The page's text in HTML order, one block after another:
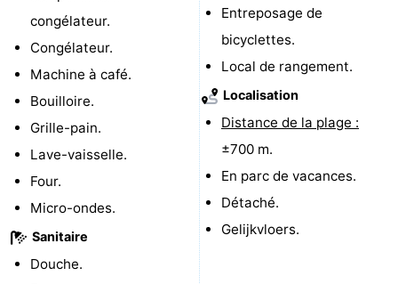
-
Médicales
Région
Schouwen-
Duiveland
-
congélateur.
Congélateur.
Machine à café.
Bouilloire.
Grille-pain.
Lave-vaisselle.
Four.
Micro-ondes.
Sanitaire
Douche.
Entreposage de
bicyclettes.
Local de rangement.
Localisation
Distance de la plage :
±700 m.
En parc de vacances.
Détaché.
Gelijkvloers.